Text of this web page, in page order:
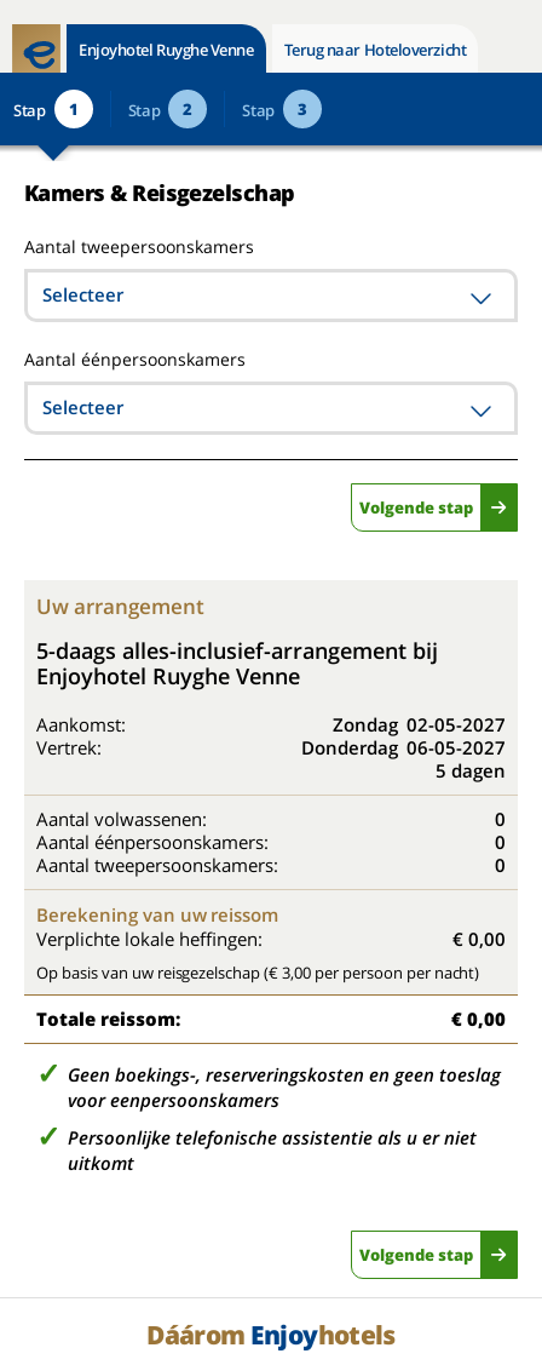
Enjoyhotel Ruyghe Venne Terug naar Hoteloverzicht
Stap 1 Stap 2 Stap 3
Kamers & Reisgezelschap
Aantal tweepersoonskamers
Selecteer
Aantal éénpersoonskamers
Selecteer
Volgende stap
Uw arrangement
5-daags alles-inclusief-arrangement bij
Enjoyhotel Ruyghe Venne
Aankomst: Zondag 02-05-2027
Vertrek:
Donderdag 06-05-2027
5 dagen
Aantal volwassenen:
0
Aantal éénpersoonskamers:
0
Aantal tweepersoonskamers:
0
Berekening van uw reissom
Verplichte lokale heffingen:
€ 0,00
Op basis van uw reisgezelschap (€ 3,00 per persoon per nacht)
Totale reissom: € 0,00
Geen boekings-, reserveringskosten en geen toeslag
voor eenpersoonskamers
Persoonlijke telefonische assistentie als u er niet
uitkomt
Volgende stap
Dáárom Enjoyhotels